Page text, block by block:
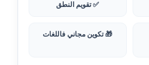
✅ تقويم النطق
🎁 تكوين مجاني فاللغات